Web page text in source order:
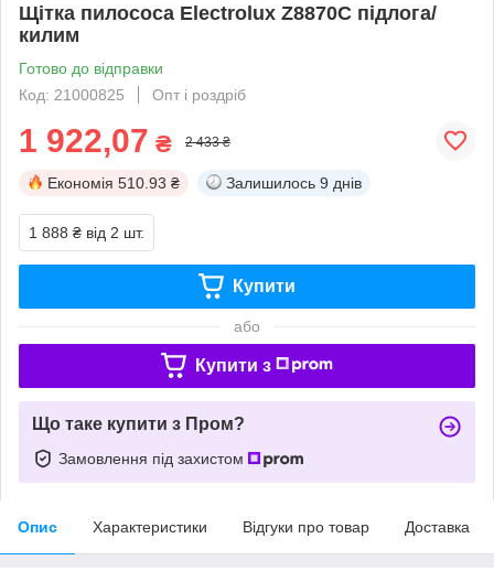
Щітка пилососа Electrolux Z8870C підлога/
килим
Готово до відправки
Код: 21000825
Опт і роздріб
1 922,07 ₴ 2 433 ₴
Економія 510.93 ₴ Залишилось 9 днів
1 888 ₴ від 2 шт.
Купити
або
Купити з
Що таке купити з Пром?
Замовлення під захистом
Опис Характеристики Відгуки про товар Доставка